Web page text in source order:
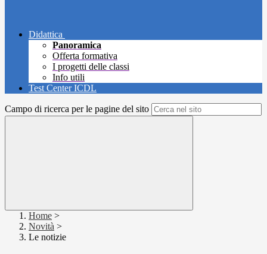
Didattica
Panoramica
Offerta formativa
I progetti delle classi
Info utili
Test Center ICDL
Campo di ricerca per le pagine del sito
Home >
Novità >
Le notizie